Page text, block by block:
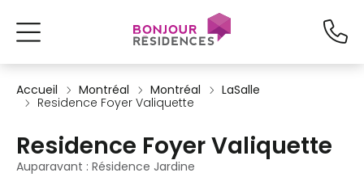
Accueil Montréal Montréal
LaSalle
Residence Foyer Valiquette
Residence Foyer Valiquette
Auparavant : Résidence Jardine